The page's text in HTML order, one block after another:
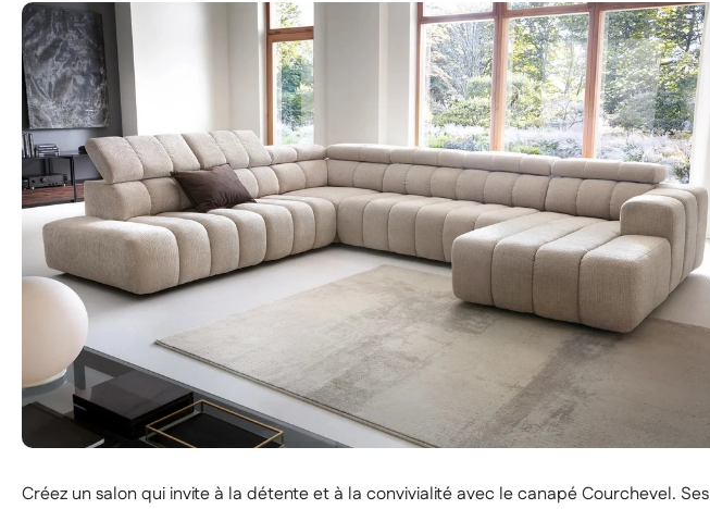
Résistance à l’abrasion (Martindale) : 30 000 – 35 000 cycles
Couleurs disponibles : Palette raffinée de teintes sélectionnées
🔥 Design & Finition
Lignes : Fluides, élégantes, contemporaines
Forme : Harmonieuse et légèrement arrondie
Aspect : Luxueux et texturé, avec une présence haut de gamme
Créez un salon qui invite à la détente et à la convivialité avec le canapé Courchevel. Ses